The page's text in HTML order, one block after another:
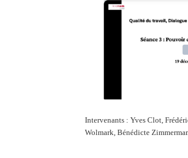
Intervenants : Yves Clot,
Wolmark, Bénédicte